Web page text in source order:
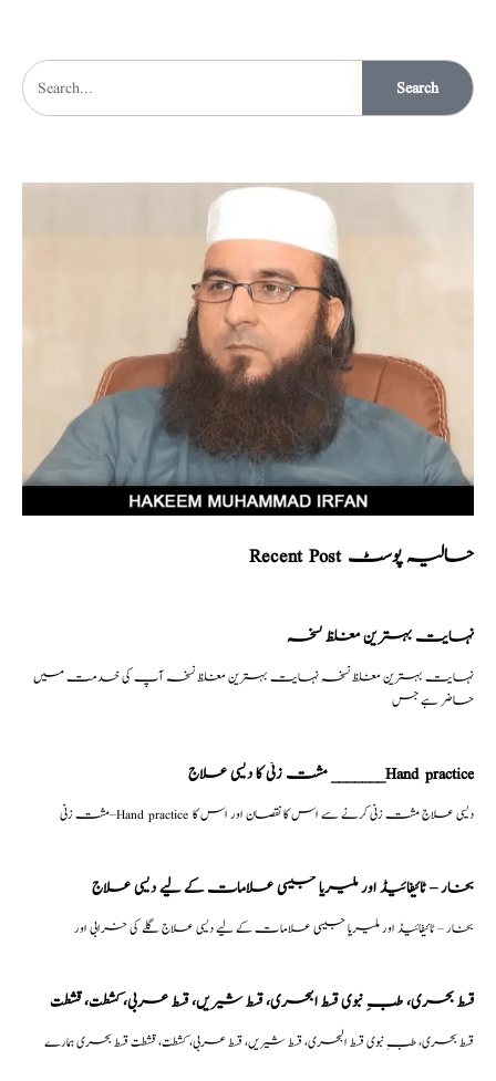
Search
Recent Post حالیہ پوسٹ
نہایت بہترین مغلظ نسخہ
نہایت بہترین مغلظ نسخہ نہایت بہترین مغلظ نسخہ آپ کی خدمت میں
حاضر ہے جس
مشت زنی کا دیسی علاج _______Hand practice
مشت زنی–Hand practice دیسی علاج مشت زنی کرنے سے اس کا نقصان اور اس کا
بخار – ٹائیفائیڈ اور ملیریا جیسی علامات کے لیے دیسی علاج
بخار – ٹائیفائیڈ اور ملیریا جیسی علامات کے لیے دیسی علاج گلے کی خرابی اور
قسط بحری، طبِ نبوی قسط البحری، قسط شیریں، قسط عربی، كشطت، قشطت
قسط بحری، طبِ نبوی قسط البحری، قسط شیریں، قسط عربی، كشطت، قشطت قسط بحری ہمارے